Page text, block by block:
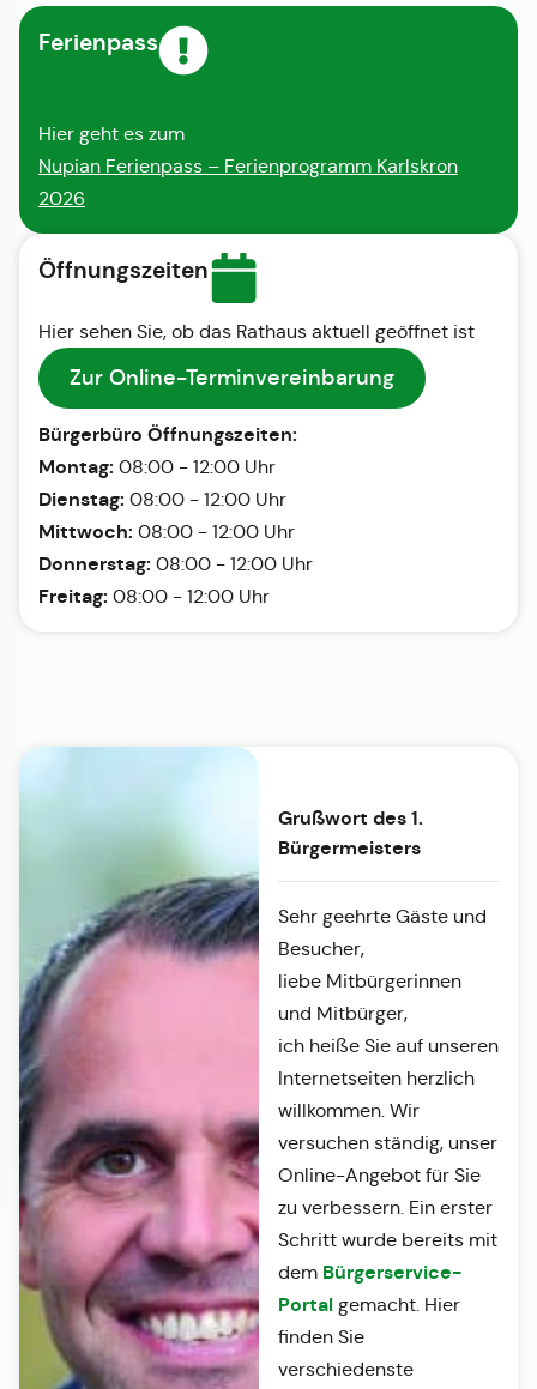
Ferienpass
Hier geht es zum
Nupian Ferienpass – Ferienprogramm Karlskron
2026
Öffnungszeiten
Hier sehen Sie, ob das Rathaus aktuell geöffnet ist
Zur Online-Terminvereinbarung
Bürgerbüro Öffnungszeiten:
Montag: 08:00 - 12:00 Uhr
Dienstag: 08:00 - 12:00 Uhr
Mittwoch: 08:00 - 12:00 Uhr
Donnerstag: 08:00 - 12:00 Uhr
Freitag: 08:00 - 12:00 Uhr
Grußwort des 1.
Bürgermeisters
Sehr geehrte Gäste und
Besucher,
liebe Mitbürgerinnen
und Mitbürger,
ich heiße Sie auf unseren
Internetseiten herzlich
willkommen. Wir
versuchen ständig, unser
Online-Angebot für Sie
zu verbessern. Ein erster
Schritt wurde bereits mit
dem Bürgerservice-
Portalgemacht. Hier
finden Sie
verschiedenste